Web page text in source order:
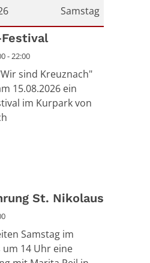
Samstag
2026
- 22:00
sind Kreuznach"
15.08.2026 ein
im Kurpark von
St. Nikolaus
Samstag im
14 Uhr eine